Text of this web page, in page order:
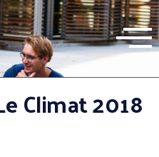
Climat 2018